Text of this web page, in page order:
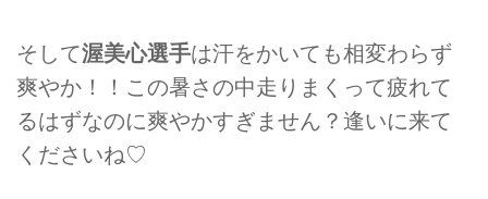
そして渥美心選手は汗をかいても相変わらず
爽やか！！この暑さの中走りまくって疲れて
るはずなのに爽やかすぎません？逢いに来て
くださいね♡